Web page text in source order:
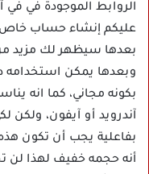
الروابط الموجودة في في
عليكم إنشاء حساب خاص
بعدها سيظهر لك مزيد من
وبعدها يمكن استخدامه
بكونه مجاني، كما انه
آندرويد أو آيفون، ولكن
بفاعلية يجب أن تكون
أنه حجمه خفيف لهذا لن